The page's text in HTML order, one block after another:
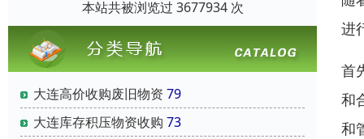
本站共被浏览过 3677934 次
大连高价收购废旧物资 79
大连库存积压物资收购 73
进
首
和
和